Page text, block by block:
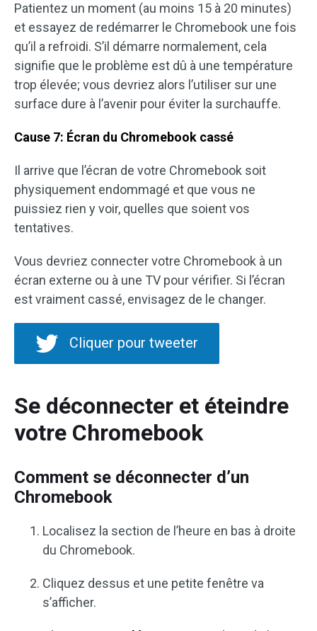
Patientez un moment (au moins 15 à 20 minutes)
et essayez de redémarrer le Chromebook une fois
qu’il a refroidi. S’il démarre normalement, cela
signifie que le problème est dû à une température
trop élevée; vous devriez alors l’utiliser sur une
surface dure à l’avenir pour éviter la surchauffe.
Cause 7: Écran du Chromebook cassé
Il arrive que l’écran de votre Chromebook soit
physiquement endommagé et que vous ne
puissiez rien y voir, quelles que soient vos
tentatives.
Vous devriez connecter votre Chromebook à un
écran externe ou à une TV pour vérifier. Si l’écran
est vraiment cassé, envisagez de le changer.
Cliquer pour tweeter
Se déconnecter et éteindre
votre Chromebook
Comment se déconnecter d’un
Chromebook
Localisez la section de l’heure en bas à droite
du Chromebook.
Cliquez dessus et une petite fenêtre va
s’afficher.